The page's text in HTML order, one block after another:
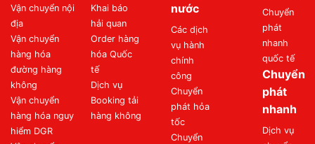
Vận chuyển nội
địa
Vận chuyển
hàng hóa
đường hàng
không
Vận chuyển
hàng hóa nguy
hiểm DGR
Khai báo
hải quan
Order hàng
hóa Quốc
tế
Dịch vụ
Booking tải
hàng không
nước
Các dịch
vụ hành
chính
công
Chuyển
phát hỏa
tốc
Chuyển
Chuyển
phát
nhanh
quốc tế
Chuyển
phát
nhanh
Dịch vụ